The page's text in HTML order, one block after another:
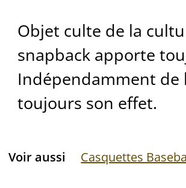
Objet culte de la
snapback apporte
Indépendamment de
toujours son effet.
Voir aussi Casquettes